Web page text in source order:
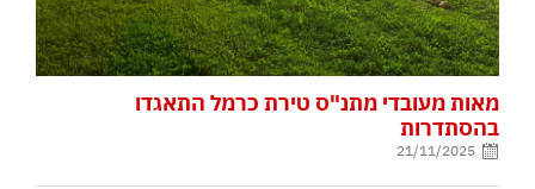
מאות מעובדי מתנ"ס טירת כרמל התאגדו
בהסתדרות
21/11/2025